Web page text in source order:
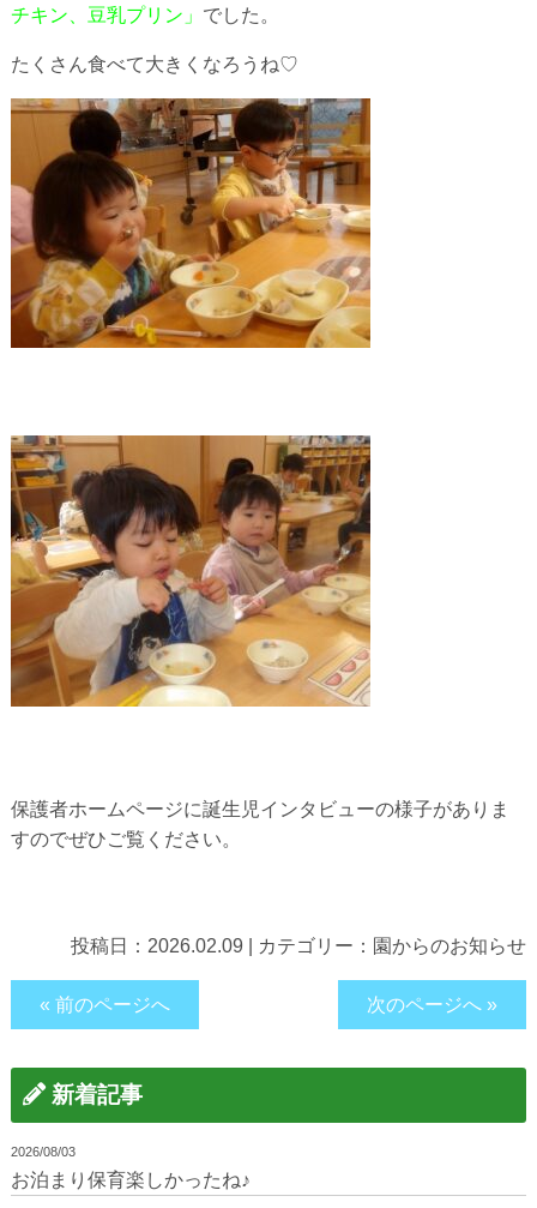
チキン、豆乳プリン」 でした。
たくさん食べて大きくなろうね♡
保護者ホームページに誕生児インタビューの様子がありま
すのでぜひご覧ください。
投稿日： 2026.02.09 カテゴリー： 園からのお知らせ
« 前のページへ 次のページへ »
新着記事
2026/08/03
お泊まり保育楽しかったね♪